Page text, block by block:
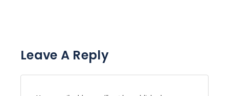
Leave A Reply